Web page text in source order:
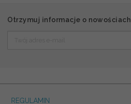
Otrzymuj informacje o
REGULAMIN